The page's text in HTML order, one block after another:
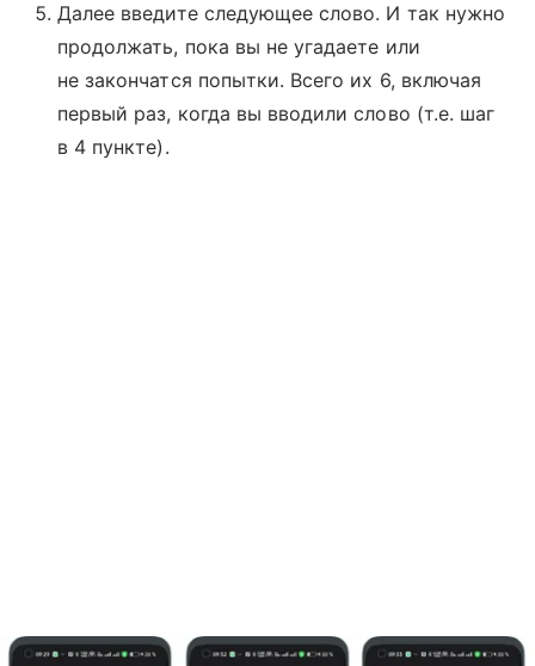
Далее введите следующее слово. И так нужно
продолжать, пока вы не угадаете или
не закончатся попытки. Всего их 6, включая
первый раз, когда вы вводили слово (т.е. шаг
в 4 пункте).